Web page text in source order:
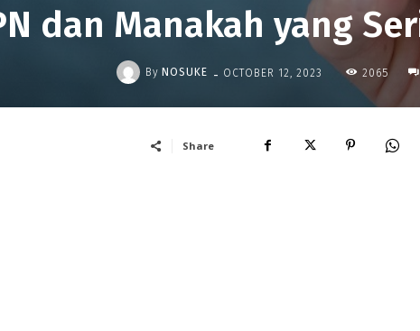
dan Manakah yang
By NOSUKE - OCTOBER 12, 2023 2065
Share